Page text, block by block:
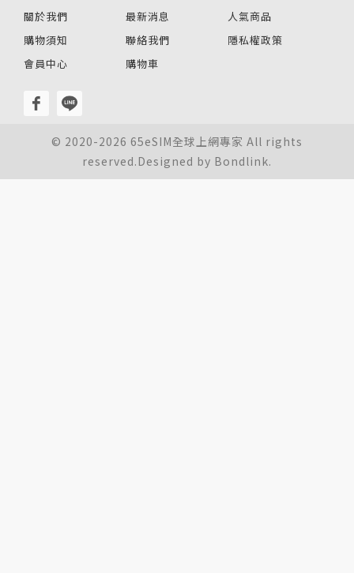
關於我們 最新消息
人氣商品
購物須知
聯絡我們
隱私權政策
會員中心
購物車
© 2020-2026 65eSIM全球上網專家 All rights
reserved.Designed by Bondlink.